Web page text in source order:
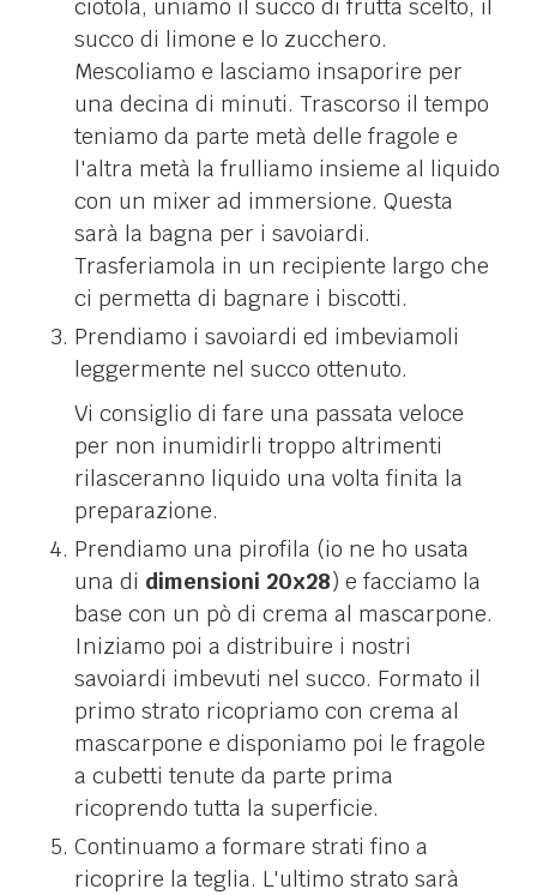
ciotola, uniamo il succo di frutta scelto, il
succo di limone e lo zucchero.
Mescoliamo e lasciamo insaporire per
una decina di minuti. Trascorso il tempo
teniamo da parte metà delle fragole e
l'altra metà la frulliamo insieme al liquido
con un mixer ad immersione. Questa
sarà la bagna per i savoiardi.
Trasferiamola in un recipiente largo che
ci permetta di bagnare i biscotti.
Prendiamo i savoiardi ed imbeviamoli
leggermente nel succo ottenuto.
Vi consiglio di fare una passata veloce
per non inumidirli troppo altrimenti
rilasceranno liquido una volta finita la
preparazione.
Prendiamo una pirofila (io ne ho usata
una di dimensioni 20x28) e facciamo la
base con un pò di crema al mascarpone.
Iniziamo poi a distribuire i nostri
savoiardi imbevuti nel succo. Formato il
primo strato ricopriamo con crema al
mascarpone e disponiamo poi le fragole
a cubetti tenute da parte prima
ricoprendo tutta la superficie.
Continuamo a formare strati fino a
ricoprire la teglia. L'ultimo strato sarà